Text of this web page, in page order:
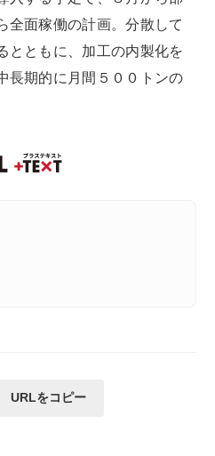
全面稼働の計画。分散して
とともに、加工の内製化を
長期的に月間５００トンの
URLをコピー